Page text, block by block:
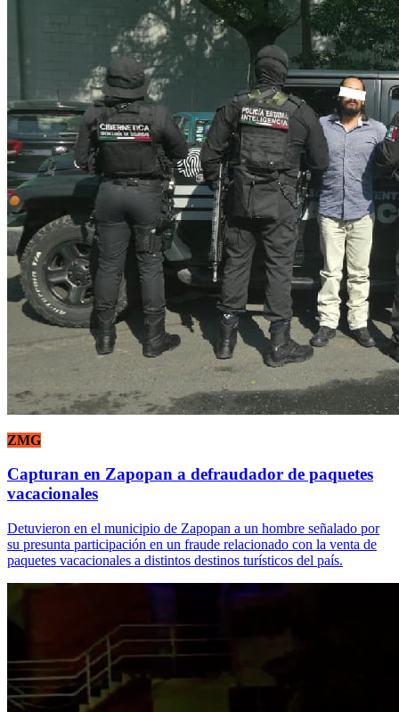
ZMG
Capturan en Zapopan a defraudador de paquetes
vacacionales
Detuvieron en el municipio de Zapopan a un hombre señalado por
su presunta participación en un fraude relacionado con la venta de
paquetes vacacionales a distintos destinos turísticos del país.